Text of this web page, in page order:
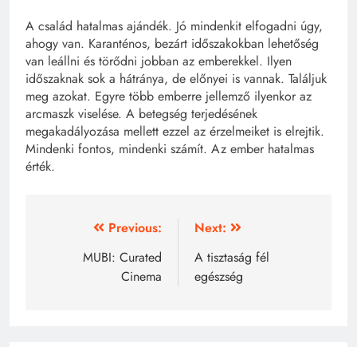
A család hatalmas ajándék. Jó mindenkit elfogadni úgy,
ahogy van. Karanténos, bezárt időszakokban lehetőség
van leállni és törődni jobban az emberekkel. Ilyen
időszaknak sok a hátránya, de előnyei is vannak. Találjuk
meg azokat. Egyre több emberre jellemző ilyenkor az
arcmaszk viselése. A betegség terjedésének
megakadályozása mellett ezzel az érzelmeiket is elrejtik.
Mindenki fontos, mindenki számít. Az ember hatalmas
érték.
Bejegyzés
navigáció
Previous:
MUBI: Curated
Cinema
Next:
A tisztaság fél
egészség